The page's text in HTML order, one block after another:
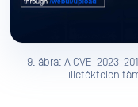
9. ábra: A CVE-2023-
illetéktelen